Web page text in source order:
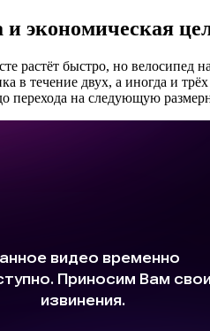
экономическая
растёт быстро, но
в течение двух, а иногда и
перехода на следующую